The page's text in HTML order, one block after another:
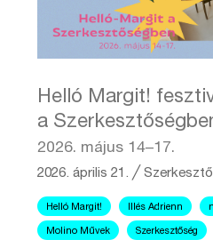
Helló Margit!
a
2026. május 14–17.
2026. április 21. ╱
Helló Margit! Illés Adrienn
Molino Művek Szerkesztőség